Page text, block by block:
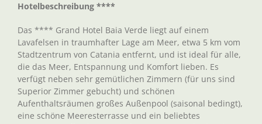
Hotelbeschreibung ****
Das **** Grand Hotel Baia Verde liegt auf einem
Lavafelsen in traumhafter Lage am Meer, etwa 5 km vom
Stadtzentrum von Catania entfernt, und ist ideal für alle,
die das Meer, Entspannung und Komfort lieben. Es
verfügt neben sehr gemütlichen Zimmern (für uns sind
Superior Zimmer gebucht) und schönen
Aufenthaltsräumen großes Außenpool (saisonal bedingt),
eine schöne Meeresterrasse und ein beliebtes